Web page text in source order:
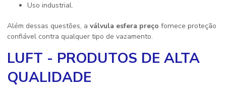
Uso industrial.
Além dessas questões, a válvula esfera preço fornece proteção
confiável contra qualquer tipo de vazamento.
LUFT - PRODUTOS DE ALTA
QUALIDADE